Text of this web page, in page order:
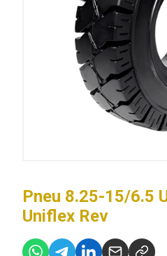
Pneu 8.25-15/6.5
Uniflex Rev